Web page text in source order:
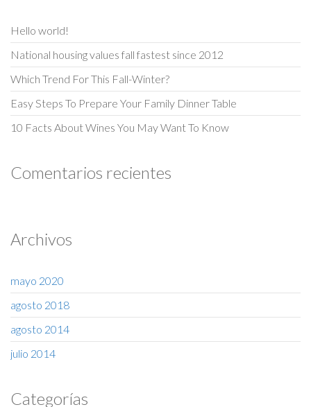
Hello world!
National housing values fall fastest since 2012
Which Trend For This Fall-Winter?
Easy Steps To Prepare Your Family Dinner Table
10 Facts About Wines You May Want To Know
Comentarios recientes
Archivos
mayo 2020
agosto 2018
agosto 2014
julio 2014
Categorías